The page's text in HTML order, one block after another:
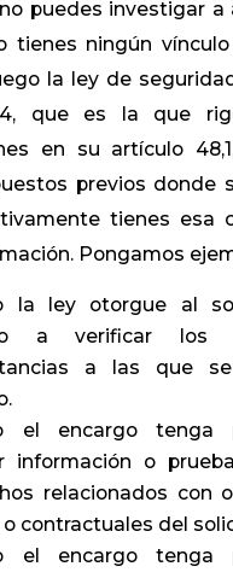
puedes investigar a
tienes ningún
la ley de
que es la que
en su artículo
previos donde
tienes esa
Pongamos
la ley otorgue al
a verificar los
a las que
el encargo tenga
información o
relacionados con
o contractuales del
el encargo tenga